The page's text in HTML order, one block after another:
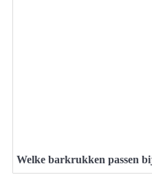
Welke barkrukken passen